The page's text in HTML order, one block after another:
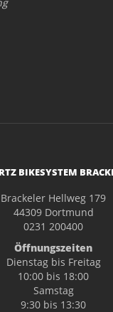
BIKESYSTEM
Brackeler Hellweg 179
44309 Dortmund
0231 200400
Öffnungszeiten
Dienstag bis Freitag
10:00 bis 18:00
Samstag
9:30 bis 13:30